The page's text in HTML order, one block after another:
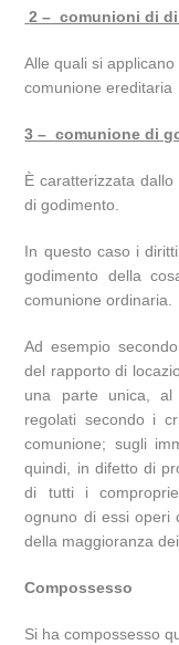
2 – comunioni di
Alle quali si
comunione ereditaria
3 – comunione di
È caratterizzata
di godimento.
In questo caso i
godimento della
comunione ordinaria.
Ad esempio
del rapporto di
una parte unica, al
regolati secondo i
comunione; sugli
quindi, in difetto di
di tutti i
ognuno di essi operi
della maggioranza
Compossesso
Si ha compossesso